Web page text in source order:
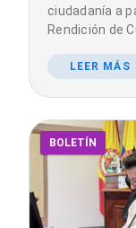
ciudadanía a
Rendición de
LEER MÁS
BOLETÍN